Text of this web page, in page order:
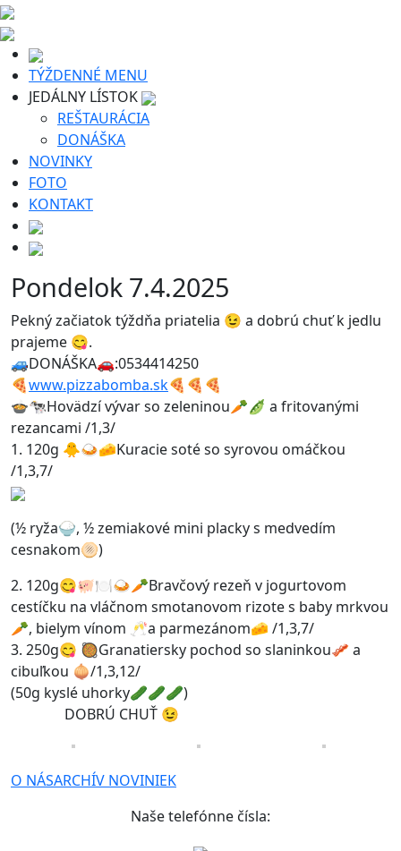
TÝŽDENNÉ MENU
JEDÁLNY LÍSTOK
REŠTAURÁCIA
DONÁŠKA
NOVINKY
FOTO
KONTAKT
Pondelok 7.4.2025
Pekný začiatok týždňa priatelia 😉 a dobrú chuť k jedlu
prajeme 😋.
🚙DONÁŠKA🚗:0534414250
🍕www.pizzabomba.sk🍕🍕🍕
🍲🐄Hovädzí vývar so zeleninou🥕🫛 a fritovanými
rezancami /1,3/
1. 120g 🐥🍛🧀Kuracie soté so syrovou omáčkou
/1,3,7/
(½ ryža🍚, ½ zemiakové mini placky s medvedím
cesnakom🫓)
2. 120g😋🐖🍽️🍛🥕Bravčový rezeň v jogurtovom
cestíčku na vláčnom smotanovom rizote s baby mrkvou
🥕, bielym vínom 🥂a parmezánom🧀 /1,3,7/
3. 250g😋 🥘Granatiersky pochod so slaninkou🥓 a
cibuľkou 🧅/1,3,12/
(50g kyslé uhorky🥒🥒🥒)
DOBRÚ CHUŤ 😉
O NÁSARCHÍV NOVINIEK
Naše telefónne čísla: